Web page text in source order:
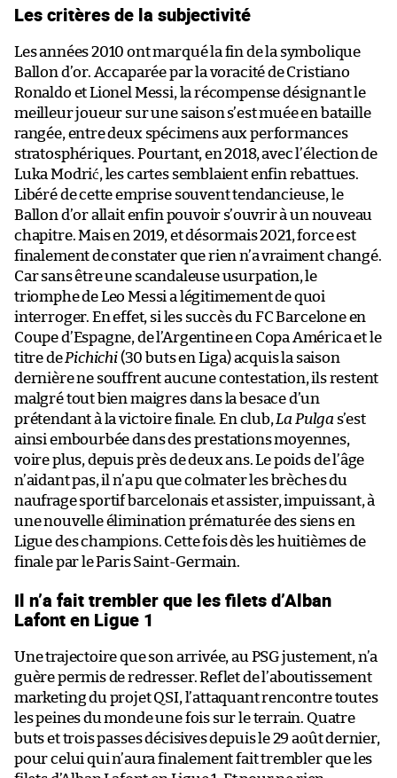
Les critères de la subjectivité
Les années 2010 ont marqué la fin de la symbolique
Ballon d’or. Accaparée par la voracité de Cristiano
Ronaldo et Lionel Messi, la récompense désignant le
meilleur joueur sur une saison s’est muée en bataille
rangée, entre deux spécimens aux performances
stratosphériques. Pourtant, en 2018, avec l’élection de
Luka Modrić, les cartes semblaient enfin rebattues.
Libéré de cette emprise souvent tendancieuse, le
Ballon d’or allait enfin pouvoir s’ouvrir à un nouveau
chapitre. Mais en 2019, et désormais 2021, force est
finalement de constater que rien n’a vraiment changé.
Car sans être une scandaleuse usurpation, le
triomphe de Leo Messi a légitimement de quoi
interroger. En effet, si les succès du FC Barcelone en
Coupe d’Espagne, de l’Argentine en Copa América et le
titre dePichichi(30 buts en Liga) acquis la saison
dernière ne souffrent aucune contestation, ils restent
malgré tout bien maigres dans la besace d’un
prétendant à la victoire finale. En club, La Pulga s’est
ainsi embourbée dans des prestations moyennes,
voire plus, depuis près de deux ans. Le poids de l’âge
n’aidant pas, il n’a pu que colmater les brèches du
naufrage sportif barcelonais et assister, impuissant, à
une nouvelle élimination prématurée des siens en
Ligue des champions. Cette fois dès les huitièmes de
finale par le Paris Saint-Germain.
Il n’a fait trembler que les filets d’Alban
Lafont en Ligue 1
Une trajectoire que son arrivée, au PSG justement, n’a
guère permis de redresser. Reflet de l’aboutissement
marketing du projet QSI, l’attaquant rencontre toutes
les peines du monde une fois sur le terrain. Quatre
buts et trois passes décisives depuis le 29 août dernier,
pour celui qui n’aura finalement fait trembler que les